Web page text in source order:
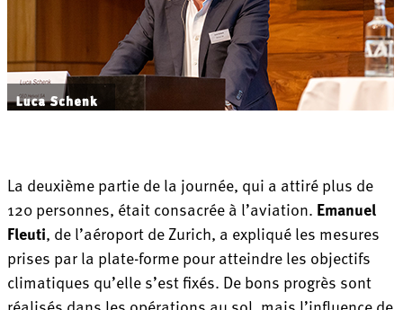
La deuxième partie de la journée, qui a attiré plus de
120 personnes, était consacrée à l’aviation. Emanuel
Fleuti, de l’aéroport de Zurich, a expliqué les mesures
prises par la plate-forme pour atteindre les objectifs
climatiques qu’elle s’est fixés. De bons progrès sont